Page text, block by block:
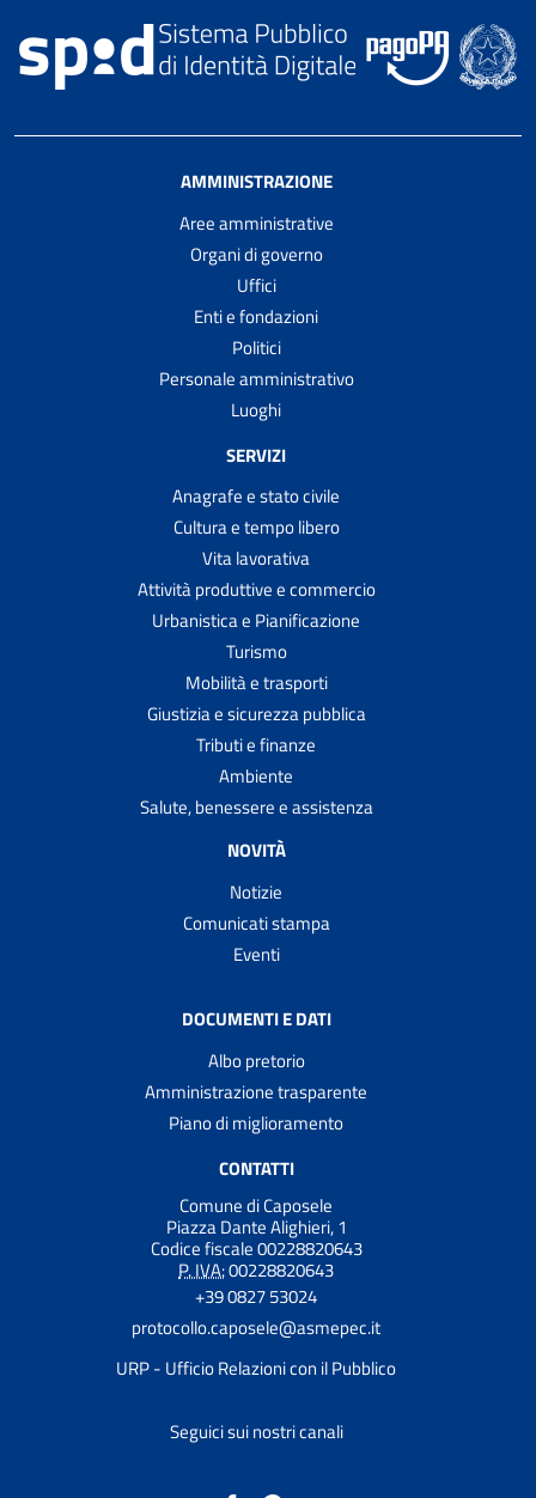
AMMINISTRAZIONE
Aree amministrative
Organi di governo
Uffici
Enti e fondazioni
Politici
Personale amministrativo
Luoghi
SERVIZI
Anagrafe e stato civile
Cultura e tempo libero
Vita lavorativa
Attività produttive e commercio
Urbanistica e Pianificazione
Turismo
Mobilità e trasporti
Giustizia e sicurezza pubblica
Tributi e finanze
Ambiente
Salute, benessere e assistenza
NOVITÀ
Notizie
Comunicati stampa
Eventi
DOCUMENTI E DATI
Albo pretorio
Amministrazione trasparente
Piano di miglioramento
CONTATTI
Comune di Caposele
Piazza Dante Alighieri, 1
Codice fiscale 00228820643
P. IVA:00228820643
+39 0827 53024
protocollo.caposele@asmepec.it
URP - Ufficio Relazioni con il Pubblico
Seguici sui nostri canali